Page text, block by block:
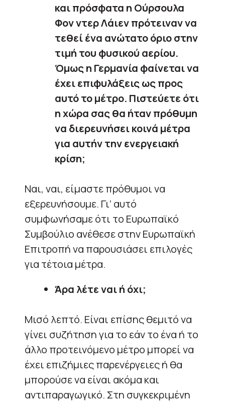
και πρόσφατα η Ούρσουλα
Φον ντερ Λάιεν πρότειναν να
τεθεί ένα ανώτατο όριο στην
τιμή του φυσικού αερίου.
Όμως η Γερμανία φαίνεται να
έχει επιφυλάξεις ως προς
αυτό το μέτρο. Πιστεύετε ότι
η χώρα σας θα ήταν πρόθυμη
να διερευνήσει κοινά μέτρα
για αυτήν την ενεργειακή
κρίση;
Ναι, ναι, είμαστε πρόθυμοι να
εξερευνήσουμε. Γι’ αυτό
συμφωνήσαμε ότι το Ευρωπαϊκό
Συμβούλιο ανέθεσε στην Ευρωπαϊκή
Επιτροπή να παρουσιάσει επιλογές
για τέτοια μέτρα.
Άρα λέτε ναι ή όχι;
Μισό λεπτό. Είναι επίσης θεμιτό να
γίνει συζήτηση για το εάν το ένα ή το
άλλο προτεινόμενο μέτρο μπορεί να
έχει επιζήμιες παρενέργειες ή θα
μπορούσε να είναι ακόμα και
αντιπαραγωγικό. Στη συγκεκριμένη